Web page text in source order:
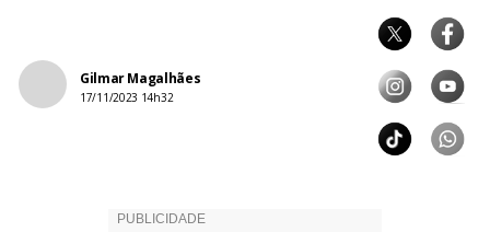
Gilmar Magalhães
17/11/2023 14h32